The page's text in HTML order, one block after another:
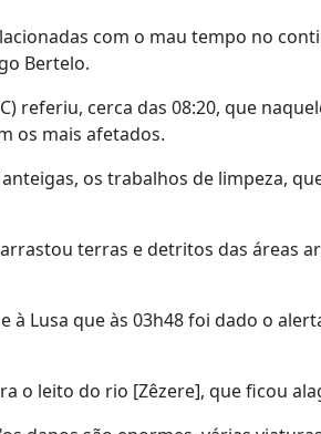
com o mau tempo no
Bertelo.
referiu, cerca das 08:20, que
os mais afetados.
os trabalhos de limpeza,
terras e detritos das áreas
à Lusa que às 03h48 foi dado o
o leito do rio [Zêzere], que ficou